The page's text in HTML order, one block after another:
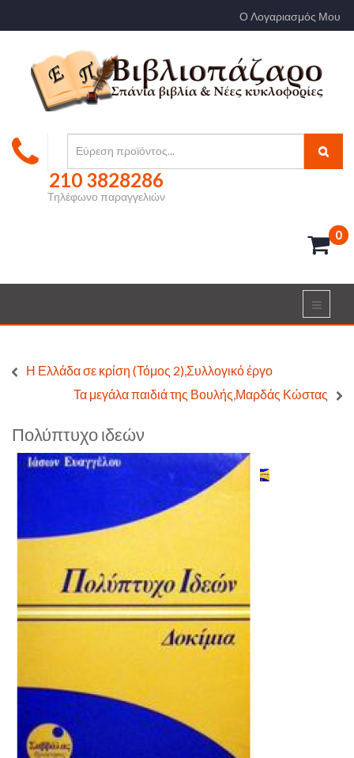
Ο Λογαριασμός Μου
210 3828286
Τηλέφωνο παραγγελιών
0
Η Ελλάδα σε κρίση (Τόμος 2),Συλλογικό έργο
Τα μεγάλα παιδιά της Βουλής,Μαρδάς Κώστας
Πολύπτυχο ιδεών